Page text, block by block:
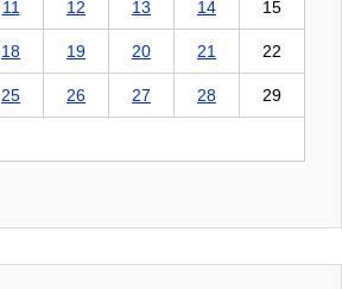
11 12 13 14 15
18 19 20 21 22
25 26 27 28 29